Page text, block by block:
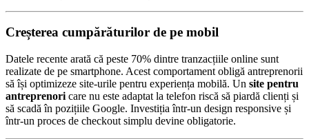
Creșterea cumpărăturilor de pe mobil
Datele recente arată că peste 70% dintre tranzacțiile online sunt
realizate de pe smartphone. Acest comportament obligă antreprenorii
să își optimizeze site-urile pentru experiența mobilă. Un site pentru
antreprenori care nu este adaptat la telefon riscă să piardă clienți și
să scadă în pozițiile Google. Investiția într-un design responsive și
într-un proces de checkout simplu devine obligatorie.